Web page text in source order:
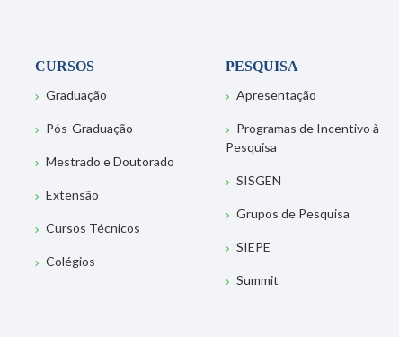
CURSOS
Graduação
Pós-Graduação
Mestrado e Doutorado
Extensão
Cursos Técnicos
Colégios
PESQUISA
Apresentação
Programas de Incentivo à
Pesquisa
SISGEN
Grupos de Pesquisa
SIEPE
Summit